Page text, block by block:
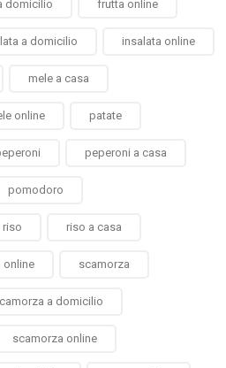
domicilio frutta online
a domicilio insalata online
mele a casa
online patate
peperoni a casa
pomodoro
riso riso a casa
online scamorza
a domicilio
scamorza online